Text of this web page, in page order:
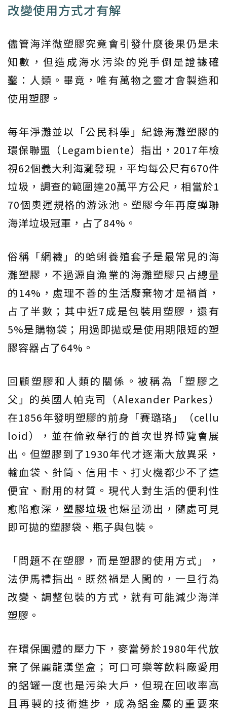
改變使用方式才有解
儘管海洋微塑膠究竟會引發什麼後果仍是未
知數，但造成海水污染的兇手倒是證據確
鑿：人類。畢竟，唯有萬物之靈才會製造和
使用塑膠。
每年淨灘並以「公民科學」紀錄海灘塑膠的
環保聯盟（Legambiente）指出，2017年檢
視62個義大利海灘發現，平均每公尺有670件
垃圾，調查的範圍達20萬平方公尺，相當於1
70個奧運規格的游泳池。塑膠今年再度蟬聯
海洋垃圾冠軍，占了84%。
俗稱「網襪」的蛤蜊養殖套子是最常見的海
灘塑膠，不過源自漁業的海灘塑膠只占總量
的14%，處理不善的生活廢棄物才是禍首，
占了半數；其中近7成是包裝用塑膠，還有
5%是購物袋；用過即拋或是使用期限短的塑
膠容器占了64%。
回顧塑膠和人類的關係。被稱為「塑膠之
父」的英國人帕克司（Alexander Parkes）
在1856年發明塑膠的前身「賽璐珞」（cellu
loid），並在倫敦舉行的首次世界博覽會展
出。但塑膠到了1930年代才逐漸大放異采，
輸血袋、針筒、信用卡、打火機都少不了這
便宜、耐用的材質。現代人對生活的便利性
愈陷愈深， 塑膠垃圾也爆量湧出，隨處可見
即可拋的塑膠袋、瓶子與包裝。
「問題不在塑膠，而是塑膠的使用方式」，
法伊馬禮指出。既然禍是人闖的，一旦行為
改變、調整包裝的方式，就有可能減少海洋
塑膠。
在環保團體的壓力下，麥當勞於1980年代放
棄了保麗龍漢堡盒；可口可樂等飲料廠愛用
的鋁罐一度也是污染大戶，但現在回收率高
且再製的技術進步，成為鋁金屬的重要來